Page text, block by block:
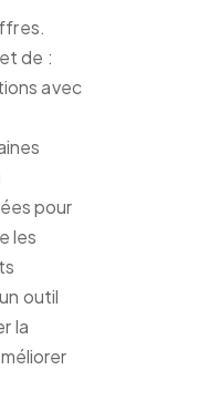
de :
avec
pour
les
outil
la